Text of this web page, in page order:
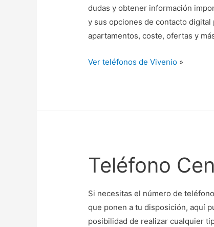
dudas y obtener información
y sus opciones de contacto
apartamentos, coste, ofertas y
Ver teléfonos de Vivenio »
Teléfono
Si necesitas el número de
que ponen a tu disposición, aquí
posibilidad de realizar cualquier